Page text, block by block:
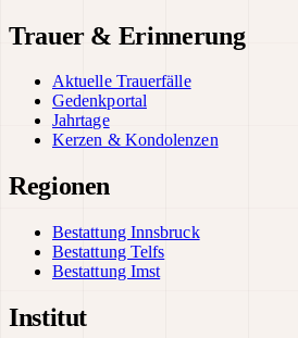
Trauer & Erinnerung
Aktuelle Trauerfälle
Gedenkportal
Jahrtage
Kerzen & Kondolenzen
Regionen
Bestattung Innsbruck
Bestattung Telfs
Bestattung Imst
Institut